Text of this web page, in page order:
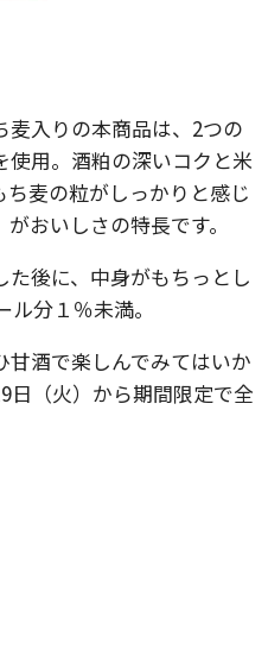
麦入りの本商品は、2つの
用。酒粕の深いコクと米
麦の粒がしっかりと感じ
おいしさの特長です。
後に、中身がもちっとし
分１％未満。
酒で楽しんでみてはいか
日（火）から期間限定で全